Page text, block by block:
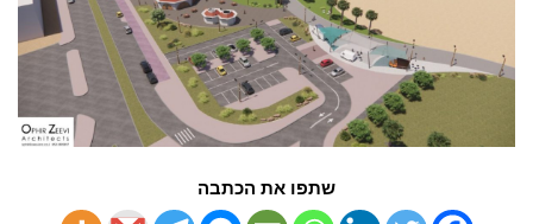
שתפו את הכתבה